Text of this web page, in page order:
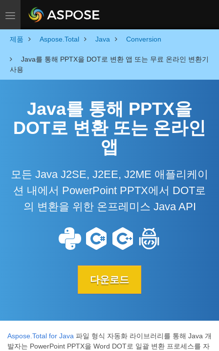
Toggle navigation
제품 Aspose.Total Java Conversion
Java를 통해 PPTX을 DOT로 변환 앱 또는 무료 온라인 변환기
사용
Java를 통해 PPTX을
DOT로 변환 또는 온라인
앱
모든 Java J2SE, J2EE, J2ME 애플리케이
션 내에서 PowerPoint PPTX에서 DOT로
의 변환을 위한 온프레미스 Java API
다운로드
Aspose.Total for Java 파일 형식 자동화 라이브러리를 통해 Java 개
발자는 PowerPoint PPTX을 Word DOT로 일괄 변환 프로세스를 자